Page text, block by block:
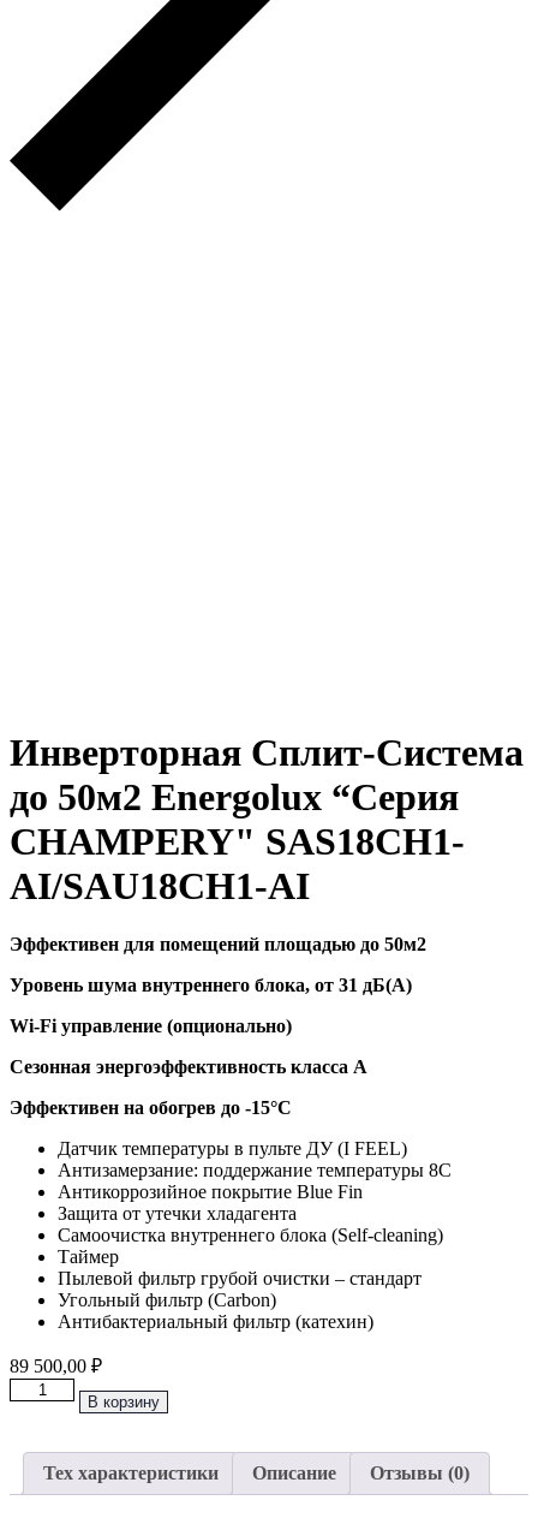
Инверторная Сплит-Система
до 50м2 Energolux “Серия
CHAMPERY" SAS18CH1-
AI/SAU18CH1-AI
Эффективен для помещений площадью до 50м2
Уровень шума внутреннего блока, от 31 дБ(А)
Wi-Fi управление (опционально)
Сезонная энергоэффективность класса А
Эффективен на обогрев до -15°C
Датчик температуры в пульте ДУ (I FEEL)
Антизамерзание: поддержание температуры 8С
Антикоррозийное покрытие Blue Fin
Защита от утечки хладагента
Самоочистка внутреннего блока (Self-cleaning)
Таймер
Пылевой фильтр грубой очистки – стандарт
Угольный фильтр (Carbon)
Антибактериальный фильтр (катехин)
89 500,00 ₽
Количество
Сплит-
Система
до
В корзину
Тех характеристики Описание Отзывы (0)